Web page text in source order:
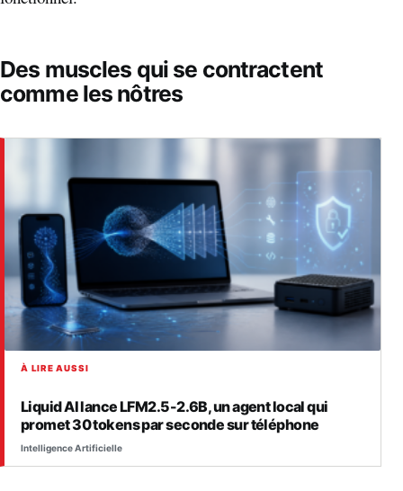
Des muscles qui se contractent
comme les nôtres
À LIRE AUSSI
Liquid AI lance LFM2.5-2.6B, un agent local qui
promet 30 tokens par seconde sur téléphone
Intelligence Artificielle